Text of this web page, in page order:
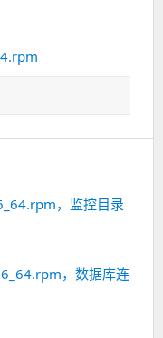
，监控目录
，数据库连